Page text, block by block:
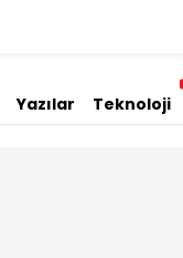
Yazılar Teknoloji